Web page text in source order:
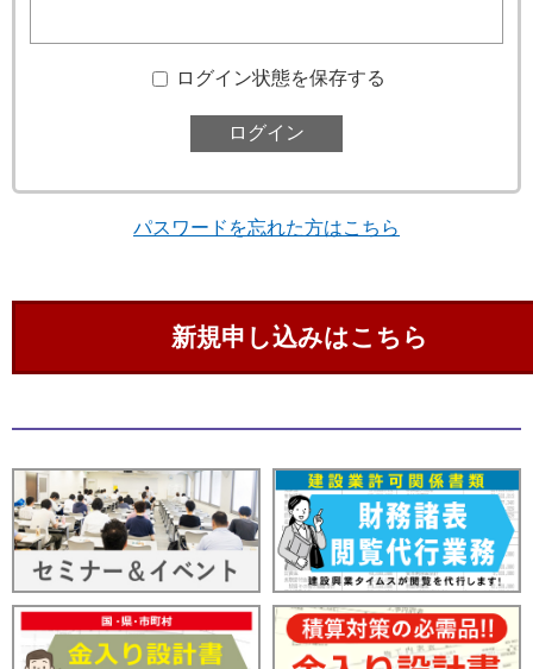
ログイン状態を保存する
パスワードを忘れた方はこちら
新規申し込みはこちら